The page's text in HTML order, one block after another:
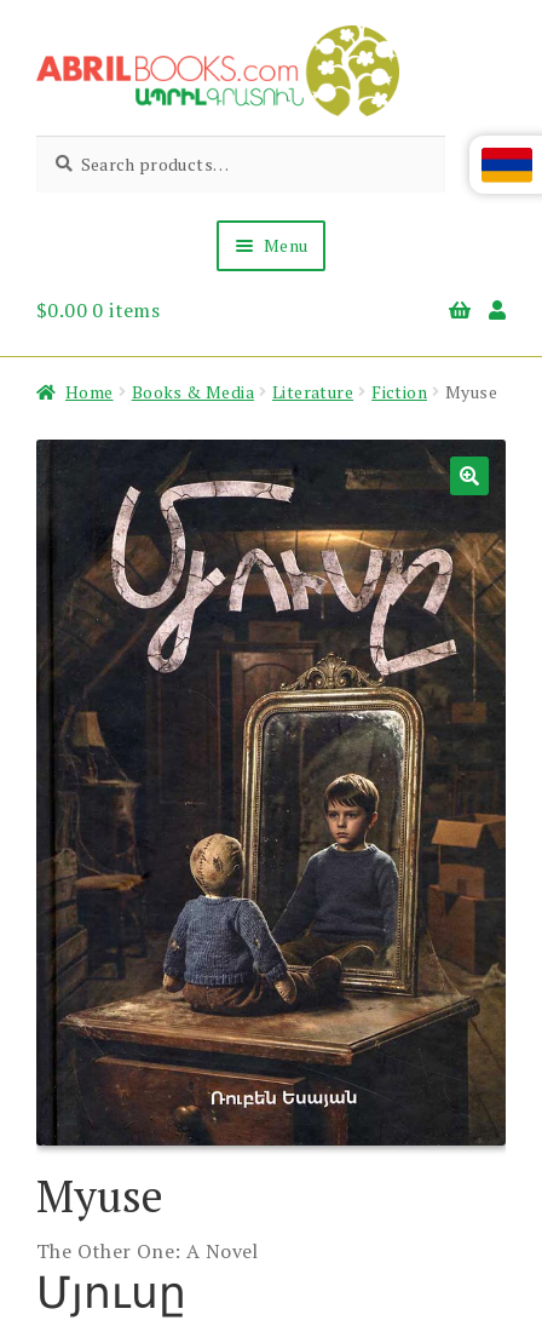
to
to
Abril
Books
Living
Armenian
for:
Menu
About Us
$0.00 0 items
Home Books & Media Literature Fiction Myuse
Myuse
The Other One: A Novel
Մյուսը